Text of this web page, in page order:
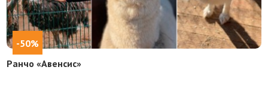
-50%
Ранчо «Авенсис»